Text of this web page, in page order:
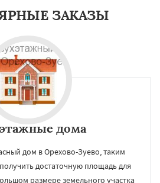
ЗАКАЗЫ
дома
дом в Орехово-Зуево, таким
достаточную площадь для
размере земельного участка